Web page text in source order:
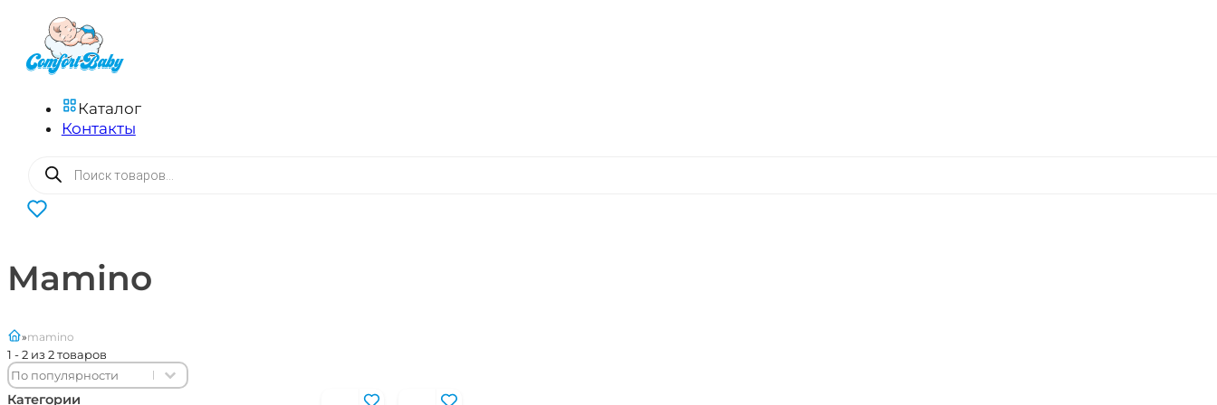
Каталог
Контакты
Поиск
товаров
0
Mamino
главнаяmamino
1 - 2 из 2 товаров
Sort
Sort content
Sort content
Категории